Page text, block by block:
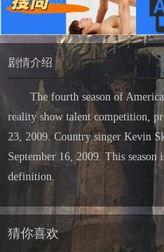
剧情介绍
The fourth season of
reality show talent competition,
23, 2009. Country singer Kevin
September 16, 2009. This
definition.
猜你喜欢